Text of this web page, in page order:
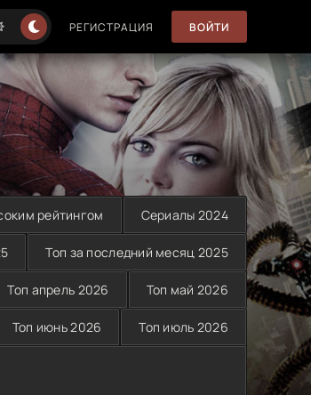
РЕГИСТРАЦИЯ ВОЙТИ
рейтингом Сериалы 2024
Топ за последний месяц 2025
Топ апрель 2026 Топ май 2026
Топ июнь 2026 Топ июль 2026